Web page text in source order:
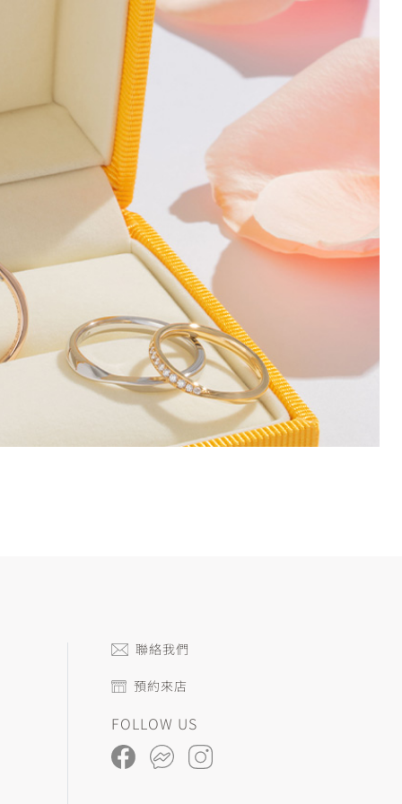
聯絡我們
預約來店
FOLLOW US